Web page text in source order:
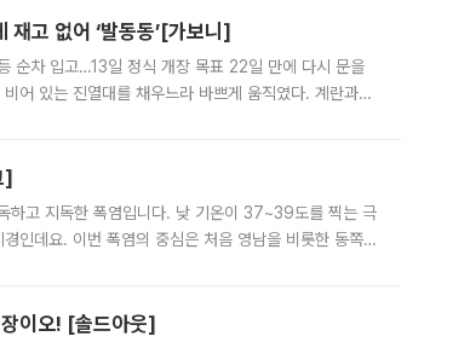
고 없어 ‘발동동’[가보니]
순차 입고…13일 정식 개장 목표 22일 만에 다시 문을
어 있는 진열대를 채우느라 바쁘게 움직였다. 계란과
]
하고 지독한 폭염입니다. 낮 기온이 37~39도를 찍는 극
인데요. 이번 폭염의 중심은 처음 영남을 비롯한 동쪽
이오! [솔드아웃]